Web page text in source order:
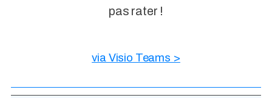
pas rater !
via Visio Teams >